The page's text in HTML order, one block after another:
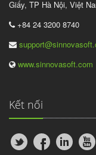
Giấy, TP Hà Nội, Việt
+84 24 3200 8740
www.sinnovasoft.com
Kết nối